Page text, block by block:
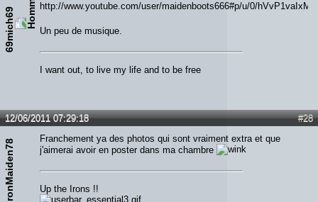
69mich69
http://www.youtube.com/user/maidenboots666#p/u/0/hVvP1vaIxMk
Un peu de musique.
I want out, to live my life and to be free
#28
12/06/2011 07:29:18
IronMaiden78
Franchement ya des photos qui sont vraiment extra et que
j'aimerai avoir en poster dans ma chambre
Up the Irons !!